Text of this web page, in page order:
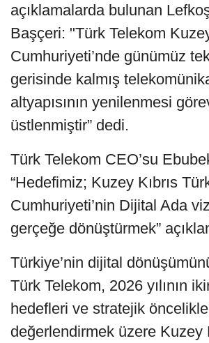
açıklamalarda bulunan
Başçeri: "Türk Telekom
Cumhuriyeti’nde günümüz
gerisinde kalmış
altyapısının yenilenmesi
üstlenmiştir” dedi.
Türk Telekom CEO’su
“Hedefimiz; Kuzey Kıbrıs
Cumhuriyeti’nin Dijital Ada
gerçeğe dönüştürmek”
Türkiye’nin dijital
Türk Telekom, 2026 yılının
hedefleri ve stratejik
değerlendirmek üzere Kuzey